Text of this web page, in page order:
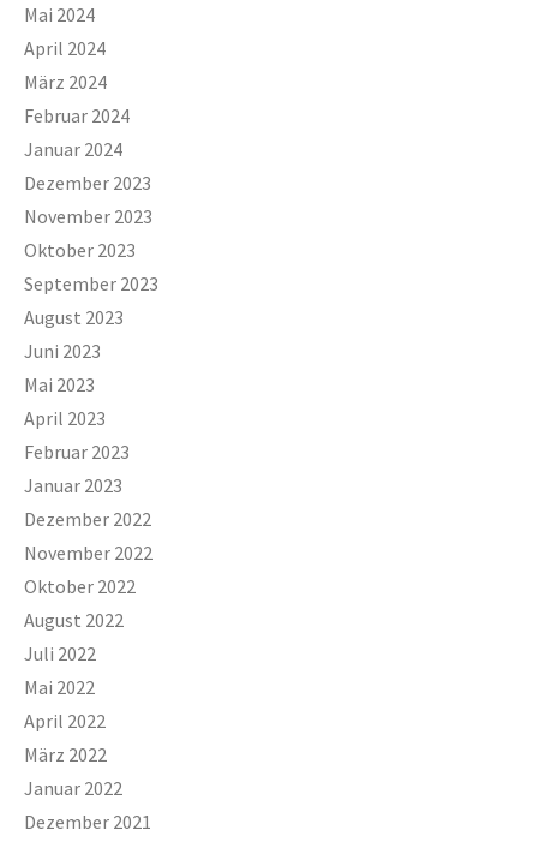
Mai 2024
April 2024
März 2024
Februar 2024
Januar 2024
Dezember 2023
November 2023
Oktober 2023
September 2023
August 2023
Juni 2023
Mai 2023
April 2023
Februar 2023
Januar 2023
Dezember 2022
November 2022
Oktober 2022
August 2022
Juli 2022
Mai 2022
April 2022
März 2022
Januar 2022
Dezember 2021